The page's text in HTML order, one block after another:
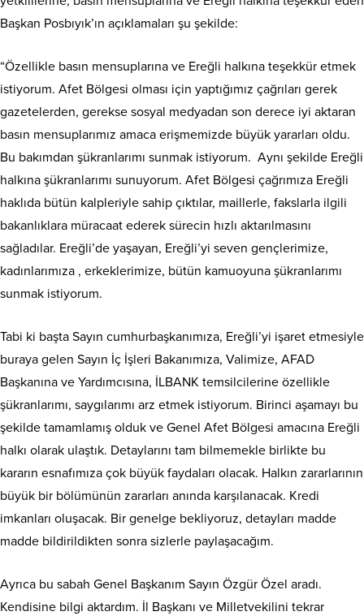
Başkan Posbıyık’ın açıklamaları şu şekilde:
“Özellikle basın mensuplarına ve Ereğli halkına teşekkür etmek
istiyorum. Afet Bölgesi olması için yaptığımız çağrıları gerek
gazetelerden, gerekse sosyal medyadan son derece iyi aktaran
basın mensuplarımız amaca erişmemizde büyük yararları oldu.
Bu bakımdan şükranlarımı sunmak istiyorum. Aynı şekilde Ereğli
halkına şükranlarımı sunuyorum. Afet Bölgesi çağrımıza Ereğli
haklıda bütün kalpleriyle sahip çıktılar, maillerle, fakslarla ilgili
bakanlıklara müracaat ederek sürecin hızlı aktarılmasını
sağladılar. Ereğli’de yaşayan, Ereğli’yi seven gençlerimize,
kadınlarımıza , erkeklerimize, bütün kamuoyuna şükranlarımı
sunmak istiyorum.
Tabi ki başta Sayın cumhurbaşkanımıza, Ereğli’yi işaret etmesiyle
buraya gelen Sayın İç İşleri Bakanımıza, Valimize, AFAD
Başkanına ve Yardımcısına, İLBANK temsilcilerine özellikle
şükranlarımı, saygılarımı arz etmek istiyorum. Birinci aşamayı bu
şekilde tamamlamış olduk ve Genel Afet Bölgesi amacına Ereğli
halkı olarak ulaştık. Detaylarını tam bilmemekle birlikte bu
kararın esnafımıza çok büyük faydaları olacak. Halkın zararlarının
büyük bir bölümünün zararları anında karşılanacak. Kredi
imkanları oluşacak. Bir genelge bekliyoruz, detayları madde
madde bildirildikten sonra sizlerle paylaşacağım.
Ayrıca bu sabah Genel Başkanım Sayın Özgür Özel aradı.
Kendisine bilgi aktardım. İl Başkanı ve Milletvekilini tekrar